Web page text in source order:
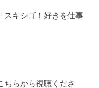
スキシゴ！好きを仕事
ちらから視聴くださ